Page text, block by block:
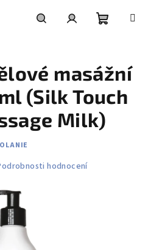
košík
masážní
(Silk Touch
Milk)
hodnocení